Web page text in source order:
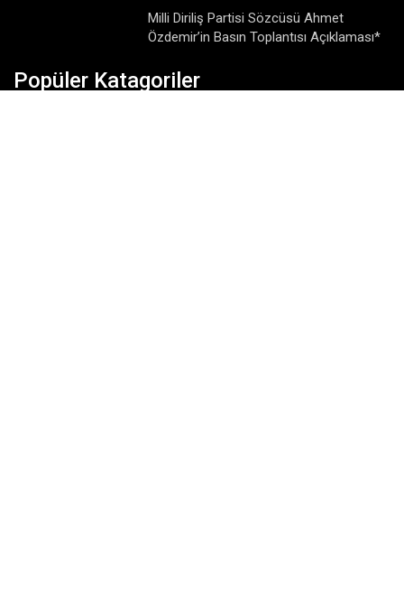
Milli Diriliş Partisi Sözcüsü Ahmet
Özdemir’in Basın Toplantısı Açıklaması*
Popüler Katagoriler